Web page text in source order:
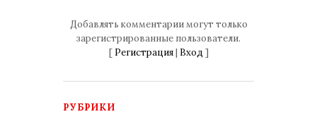
Добавлять комментарии могут только
зарегистрированные пользователи.
[ Регистрация| Вход ]
РУБРИКИ